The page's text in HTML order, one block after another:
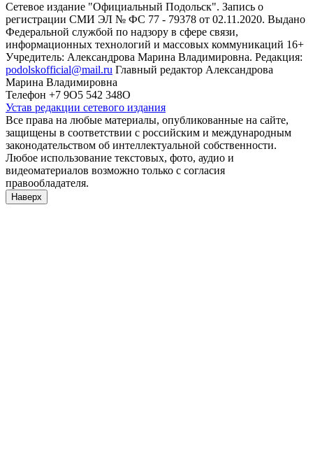
Сетевое издание "Официальный Подольск". Запись о
регистрации СМИ ЭЛ № ФС 77 - 79378 от 02.11.2020. Выдано
Федеральной службой по надзору в сфере связи,
информационных технологий и массовых коммуникаций 16+
Учредитель: Александрова Марина Владимировна. Редакция:
podolskofficial@mail.ru Главный редактор Александрова
Марина Владимировна
Телефон +7 9О5 542 348О
Устав редакции сетевого издания
Все права на любые материалы, опубликованные на сайте,
защищены в соответствии с российским и международным
законодательством об интеллектуальной собственности.
Любое использование текстовых, фото, аудио и
видеоматериалов возможно только с согласия
правообладателя.
Наверх